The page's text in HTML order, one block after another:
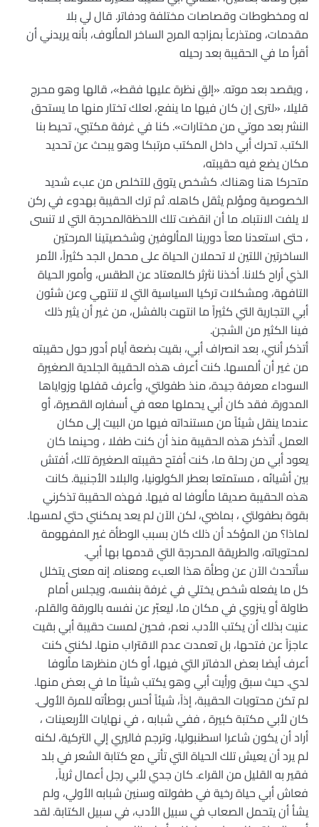
له ومخطوطات وقصاصات مختلفة ودفاتر. قال لي بلا
مقدمات، ومتذرعاً بمزاجه المرح الساخر المألوف، بأنه يريدني أن
أقرأ ما في الحقيبة بعد رحيله
، ويقصد بعد موته. «إلقِ نظرة عليها فقط»، قالها وهو محرج
قليلا، «لترى إن كان فيها ما ينفع، لعلك تختار منها ما يستحق
النشر بعد موتي من مختارات». كنا في غرفة مكتبي، تحيط بنا
الكتب. تحرك أبي داخل المكتب مرتبكا وهو يبحث عن تحديد
مكان يضع فيه حقيبته،
متحركا هنا وهناك. كشخص يتوق للتخلص من عبء شديد
الخصوصية ومؤلم يثقل كاهله. ثم ترك الحقيبة بهدوء في ركن
لا يلفت الانتباه. ما أن انقضت تلك اللحظةالمحرجة التي لا تنسى
، حتى استعدنا معاً دورينا المألوفين وشخصيتينا المرحتين
الساخرتين اللتين لا تحملان الحياة على محمل الجد كثيراً، الأمر
الذي أراح كلانا. أخذنا نثرثر كالمعتاد عن الطقس، وأمور الحياة
التافهة، ومشكلات تركيا السياسية التي لا تنتهي وعن شئون
أبي التجارية التي كثيراً ما انتهت بالفشل، من غير أن يثير ذلك
فينا الكثير من الشجن.
أتذكر أنني، بعد انصراف أبي، بقيت بضعة أيام أدور حول حقيبته
من غير أن ألمسها. كنت أعرف هذه الحقيبة الجلدية الصغيرة
السوداء معرفة جيدة، منذ طفولتي، وأعرف قفلها وزواياها
المدورة. فقد كان أبي يحملها معه في أسفاره القصيرة، أو
عندما ينقل شيئاً من مستنداته فيها من البيت إلى مكان
العمل. أتذكر هذه الحقيبة منذ أن كنت طفلا ، وحينما كان
يعود أبي من رحلة ما، كنت أفتح حقيبته الصغيرة تلك، أفتش
بين أشيائه ، مستمتعا بعطر الكولونيا، والبلاد الأجنبية. كانت
هذه الحقيبة صديقا مألوفا له فيها. فهذه الحقيبة تذكرني
بقوة بطفولتي ، بماضي، لكن الآن لم يعد يمكنني حتي لمسها.
لماذا؟ من المؤكد أن ذلك كان بسبب الوطأة غير المفهومة
لمحتوياته، والطريقة المحرجة التي قدمها بها أبي.
سأتحدث الآن عن وطأة هذا العبء ومعناه. إنه معنى يتخلل
كل ما يفعله شخص يختلي في غرفة بنفسه، ويجلس أمام
طاولة أو ينزوي في مكان ما، ليعبّر عن نفسه بالورقة والقلم،
عنيت بذلك أن يكتب الأدب. نعم، فحين لمست حقيبة أبي بقيت
عاجزاً عن فتحها، بل تعمدت عدم الاقتراب منها. لكنني كنت
أعرف أيضا بعض الدفاتر التي فيها، أو كان منظرها مألوفا
لدي. حيث سبق ورأيت أبي وهو يكتب شيئاً ما في بعض منها.
لم تكن محتويات الحقيبة، إذاً، شيئاً أحس بوطأته للمرة الأولى.
كان لأبي مكتبة كبيرة ، ففي شبابه ، في نهايات الأربعينات ،
أراد أن يكون شاعرا اسطنبوليا، وترجم فاليري إلي التركية، لكنه
لم يرد أن يعيش تلك الحياة التي تأتي مع كتابة الشعر في بلد
فقير به القليل من القراء. كان جدي لأبي رجل أعمال ثرياً,
فعاش أبي حياة رخية في طفولته وسنين شبابه الأولي، ولم
يشأ أن يتحمل الصعاب في سبيل الأدب، في سبيل الكتابة. لقد